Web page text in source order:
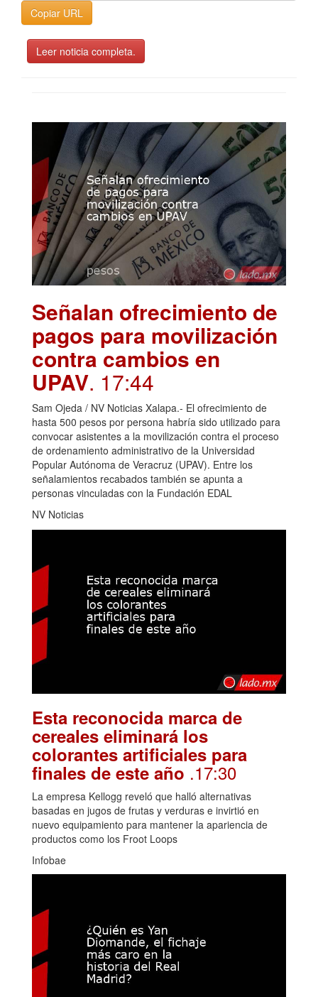
Copiar URL
Leer noticia completa.
Señalan ofrecimiento de
pagos para movilización
contra cambios en
UPAV. 17:44
Sam Ojeda / NV Noticias Xalapa.- El ofrecimiento de
hasta 500 pesos por persona habría sido utilizado para
convocar asistentes a la movilización contra el proceso
de ordenamiento administrativo de la Universidad
Popular Autónoma de Veracruz (UPAV). Entre los
señalamientos recabados también se apunta a
personas vinculadas con la Fundación EDAL
NV Noticias
Esta reconocida marca de
cereales eliminará los
colorantes artificiales para
finales de este año .17:30
La empresa Kellogg reveló que halló alternativas
basadas en jugos de frutas y verduras e invirtió en
nuevo equipamiento para mantener la apariencia de
productos como los Froot Loops
Infobae